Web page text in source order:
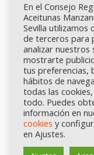
Calidad
En el Consejo
Aceitunas
Sevilla utilizamos
de terceros para
analizar nuestros
mostrarte
tus preferencias,
hábitos de
todas las
todo. Puedes
información en
cookies y
en Ajustes.